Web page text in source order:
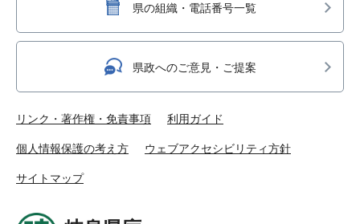
県の組織・電話番号一覧
県政へのご意見・ご提案
リンク・著作権・免責事項 利用ガイド
個人情報保護の考え方 ウェブアクセシビリティ方針
サイトマップ